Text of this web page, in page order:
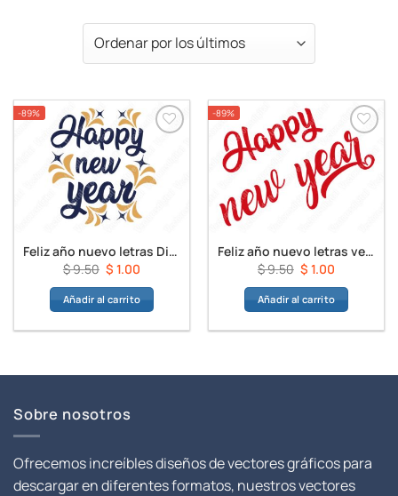
-89%
Añadir a
favoritos
Feliz año nuevo letras Diseños Vectores
$9.50 El
precio
original
$ 9.50.
$ 1.00
precio
actual
$ 1.00.
Añadir al carrito
-89%
Añadir a
favoritos
Feliz año nuevo letras vectores
$9.50 El
precio
original
$ 9.50.
$ 1.00
precio
actual
$ 1.00.
Añadir al carrito
Sobre nosotros
Ofrecemos increíbles diseños de vectores gráficos para
descargar en diferentes formatos, nuestros vectores